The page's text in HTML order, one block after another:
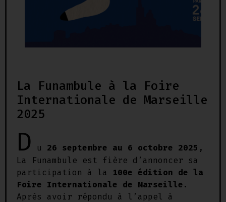
La Funambule à la Foire
Internationale de Marseille
2025
D u 26 septembre au 6 octobre 2025 ,
La Funambule est fière d’annoncer sa
participation à la
100e édition de la
Foire Internationale de Marseille .
Après avoir répondu à l’appel à